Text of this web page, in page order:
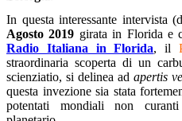
In questa interessante intervista
Agosto 2019 girata in Florida e
Radio Italiana in Florida, il
straordinaria scoperta di un
scienziatio, si delinea ad apertis
questa invezione sia stata
potentati mondiali non curanti